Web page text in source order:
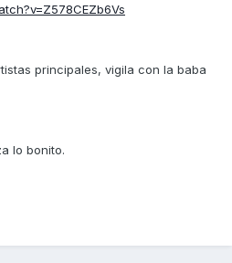
principales, vigila con la baba
lo bonito.